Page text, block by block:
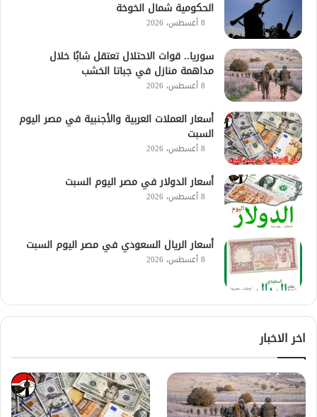
الحكومية شمال الخوخة
8 أغسطس، 2026
سوريا.. قوات الاحتلال تعتقل شابًا خلال
مداهمة منازل في جباتا الخشب
8 أغسطس، 2026
أسعار العملات العربية والأجنبية في مصر اليوم
السبت
8 أغسطس، 2026
أسعار الدولار في مصر اليوم السبت
8 أغسطس، 2026
أسعار الريال السعودي في مصر اليوم السبت
8 أغسطس، 2026
اخر الاخبار